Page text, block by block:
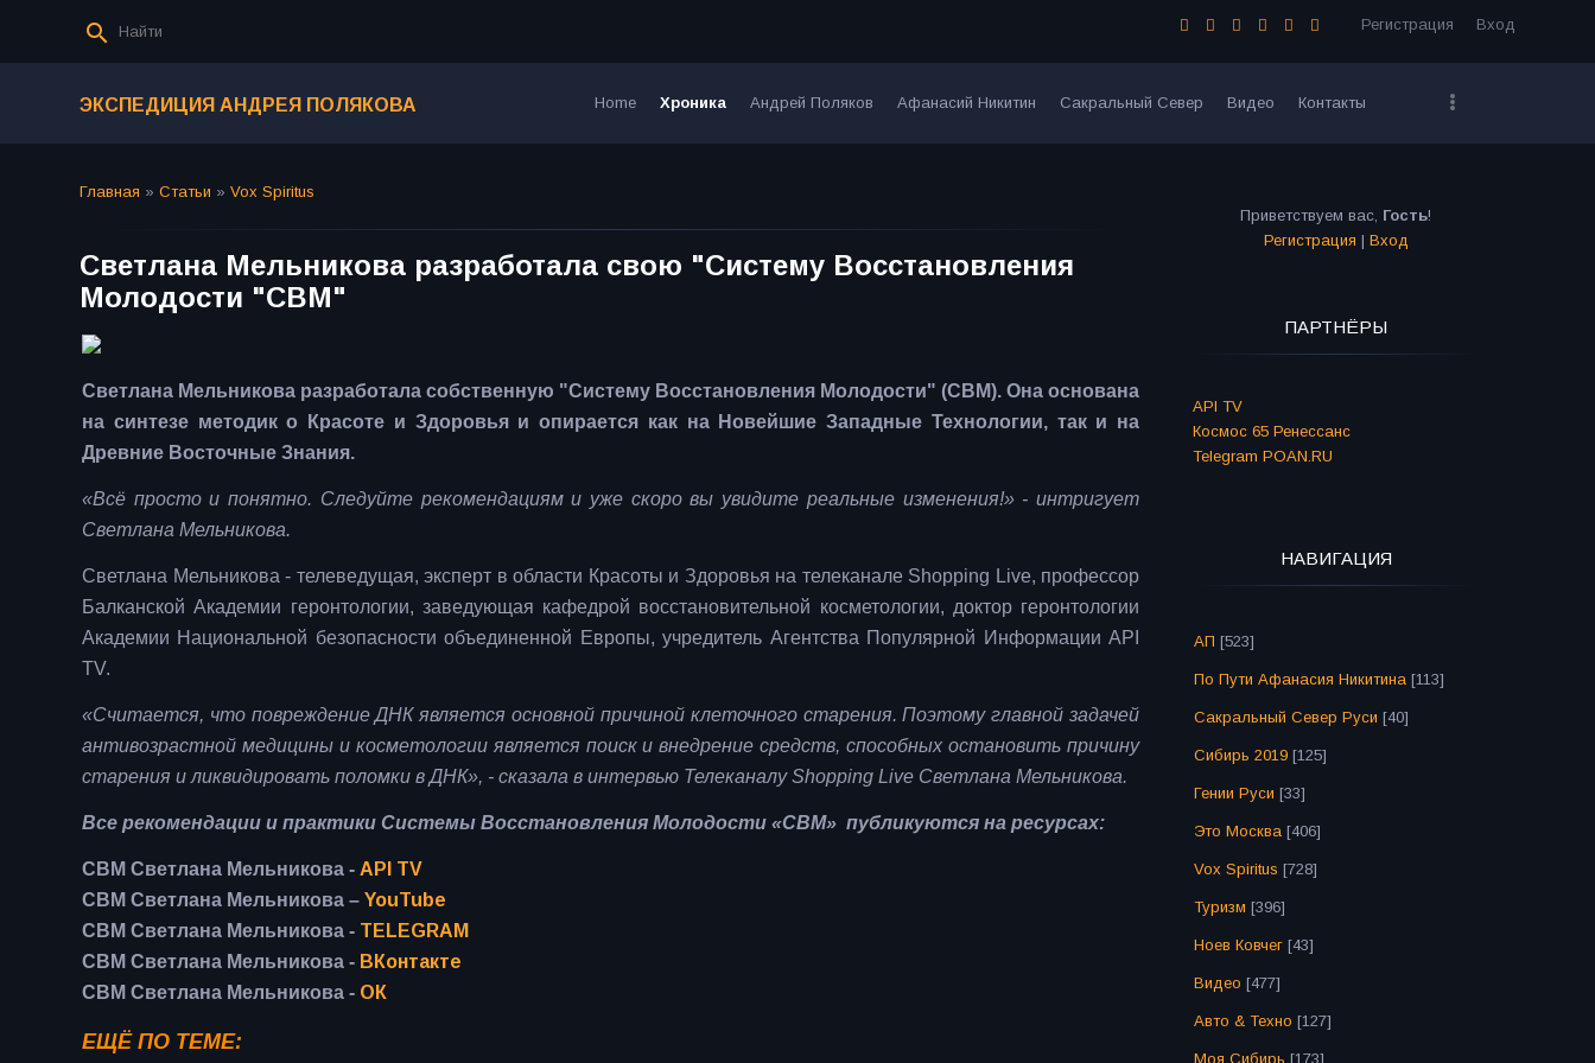
Регистрация Вход
ЭКСПЕДИЦИЯ АНДРЕЯ ПОЛЯКОВА Home Хроника Андрей Поляков Афанасий Никитин Сакральный Север Видео Контакты
Главная » Статьи » Vox Spiritus
Светлана Мельникова разработала свою "Систему Восстановления
Молодости "СВМ"
Светлана Мельникова разработала собственную "Систему Восстановления Молодости" (СВМ). Она основана
на синтезе методик о Красоте и Здоровья и опирается как на Новейшие Западные Технологии, так и на
Древние Восточные Знания.
«Всё просто и понятно. Следуйте рекомендациям и уже скоро вы увидите реальные изменения!» - интригует
Светлана Мельникова.
Светлана Мельникова - телеведущая, эксперт в области Красоты и Здоровья на телеканале Shopping Live, профессор
Балканской Академии геронтологии, заведующая кафедрой восстановительной косметологии, доктор геронтологии
Академии Национальной безопасности объединенной Европы, учредитель Агентства Популярной Информации API
TV.
«Считается, что повреждение ДНК является основной причиной клеточного старения. Поэтому главной задачей
антивозрастной медицины и косметологии является поиск и внедрение средств, способных остановить причину
старения и ликвидировать поломки в ДНК», - сказала в интервью Телеканалу Shopping Live Светлана Мельникова.
Все рекомендации и практики Системы Восстановления Молодости «СВМ» публикуются на ресурсах:
СВМ Светлана Мельникова - API TV
СВМ Светлана Мельникова – YouTube
СВМ Светлана Мельникова - TELEGRAM
СВМ Светлана Мельникова - ВКонтакте
СВМ Светлана Мельникова - ОК
ЕЩЁ ПО ТЕМЕ:
Приветствуем вас, Гость!
Регистрация | Вход
ПАРТНЁРЫ
API TV
Космос 65 Ренессанс
Telegram POAN.RU
НАВИГАЦИЯ
АП [523]
По Пути Афанасия Никитина [113]
Сакральный Север Руси [40]
Сибирь 2019 [125]
Гении Руси [33]
Это Москва [406]
Vox Spiritus [728]
Туризм [396]
Ноев Ковчег [43]
Видео [477]
Авто & Техно [127]
Моя Сибирь [173]